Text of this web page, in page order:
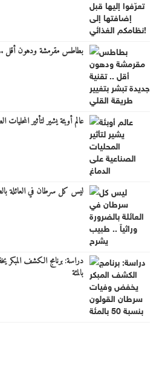
بطاطس مقرمشة ودهون أقل ..
عالم أوبئة يشير لتأثير المحليات
ليس كل سرطان في العائلة
بالمئة